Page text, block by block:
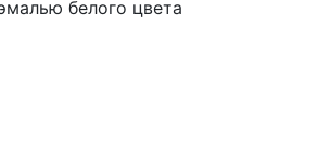
белого цвета